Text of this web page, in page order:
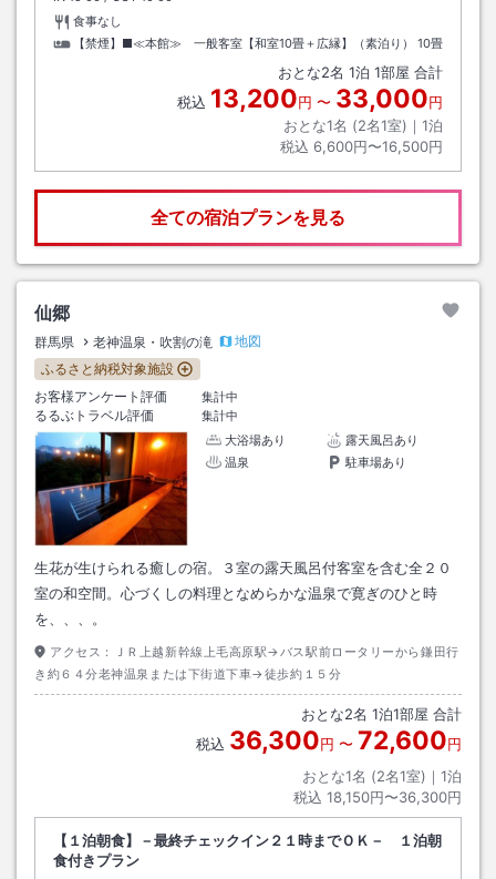
食事なし
【禁煙】■≪本館≫ 一般客室【和室10畳＋広縁】（素泊り）
10畳
おとな2名 1泊 1部屋 合計
税込 13,200円 〜 33,000円
おとな1名 (2名1室)｜ 1泊
税込 6,600円〜16,500円
全ての宿泊プランを見る
仙郷
群馬県 老神温泉・吹割の滝
地図
ふるさと納税対象施設
お客様アンケート評価
集計中
るるぶトラベル評価
集計中
大浴場あり
露天風呂あり
温泉
駐車場あり
生花が生けられる癒しの宿。３室の露天風呂付客室を含む全２０
室の和空間。心づくしの料理となめらかな温泉で寛ぎのひと時
を、、、。
アクセス：
ＪＲ上越新幹線上毛高原駅→バス駅前ロータリーから鎌田行
き約６４分老神温泉または下街道下車→徒歩約１５分
おとな2名 1泊1部屋 合計
税込 36,300円 〜 72,600円
おとな1名 (2名1室)｜ 1泊
税込 18,150円〜36,300円
【１泊朝食】－最終チェックイン２１時までＯＫ－ １泊朝
食付きプラン